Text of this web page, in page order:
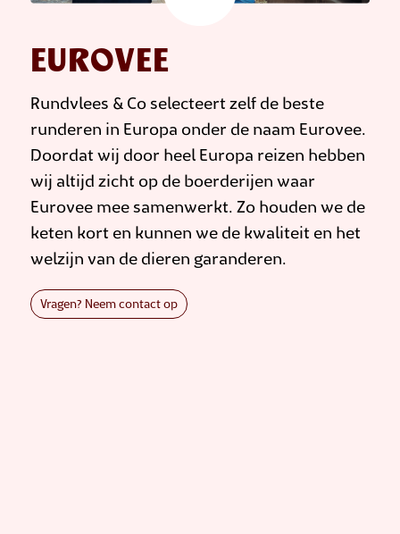
EUROVEE
Rundvlees & Co selecteert zelf de beste
runderen in Europa onder de naam Eurovee.
Doordat wij door heel Europa reizen hebben
wij altijd zicht op de boerderijen waar
Eurovee mee samenwerkt. Zo houden we de
keten kort en kunnen we de kwaliteit en het
welzijn van de dieren garanderen.
Vragen? Neem contact op